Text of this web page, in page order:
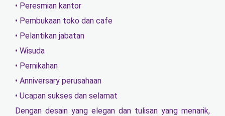
• Peresmian kantor
• Pembukaan toko dan cafe
• Pelantikan jabatan
• Wisuda
• Pernikahan
• Anniversary perusahaan
• Ucapan sukses dan selamat
Dengan desain yang elegan dan tulisan yang menarik,